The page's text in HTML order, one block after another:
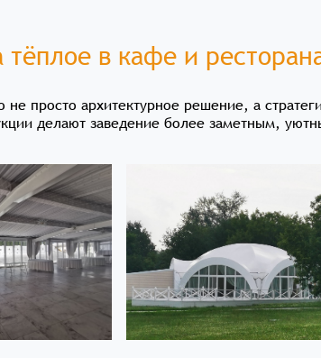
в кафе и
не просто архитектурное решение, а
делают заведение более заметным,